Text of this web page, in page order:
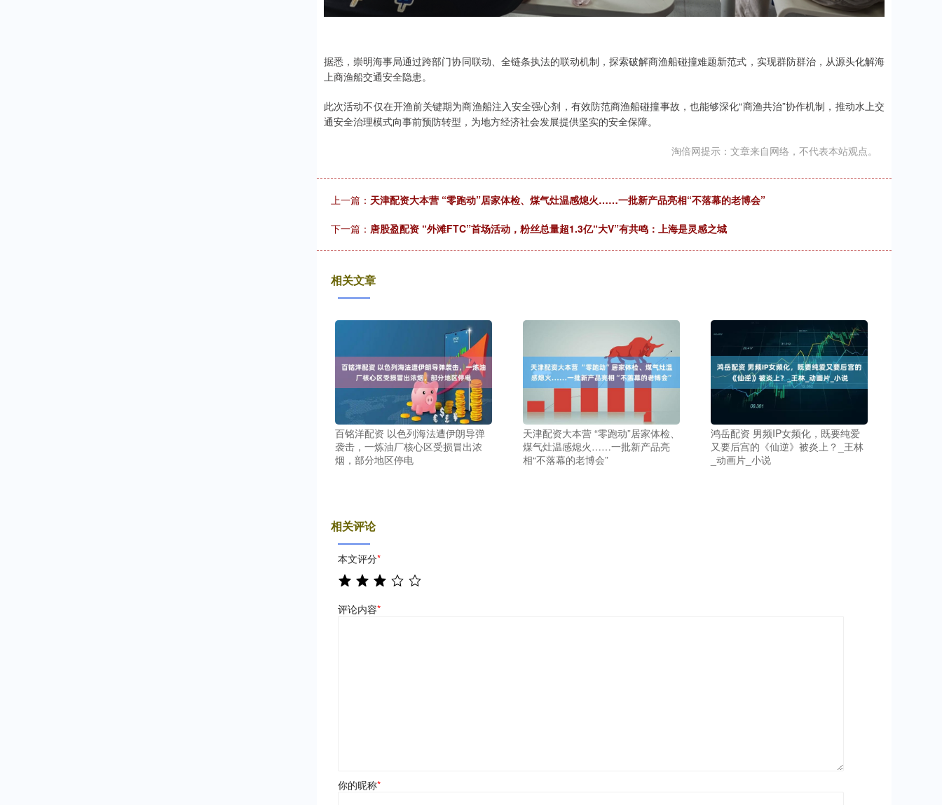
据悉，崇明海事局通过跨部门协同联动、全链条执法的联动机制，探索破解商渔船碰撞难题新范式，实现群防群治，从源头化解海
上商渔船交通安全隐患。
此次活动不仅在开渔前关键期为商渔船注入安全强心剂，有效防范商渔船碰撞事故，也能够深化“商渔共治”协作机制，推动水上交
通安全治理模式向事前预防转型，为地方经济社会发展提供坚实的安全保障。
淘倍网提示：文章来自网络，不代表本站观点。
上一篇： 天津配资大本营 “零跑动”居家体检、煤气灶温感熄火……一批新产品亮相“不落幕的老博会”
下一篇： 唐股盈配资 “外滩FTC”首场活动，粉丝总量超1.3亿“大V”有共鸣：上海是灵感之城
相关文章
百铭洋配资 以色列海法遭伊朗导弹
袭击，一炼油厂核心区受损冒出浓
烟，部分地区停电
天津配资大本营 “零跑动”居家体检、
煤气灶温感熄火……一批新产品亮
相“不落幕的老博会”
鸿岳配资 男频IP女频化，既要纯爱
又要后宫的《仙逆》被炎上？_王林
_动画片_小说
相关评论
本文评分*
评论内容*
你的昵称*